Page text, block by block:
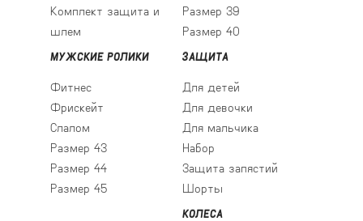
Комплект защита и
шлем
Размер 39
Размер 40
МУЖСКИЕ РОЛИКИ
Фитнес
Фрискейт
Слалом
Размер 43
Размер 44
Размер 45
ЗАЩИТА
Для детей
Для девочки
Для мальчика
Набор
Защита запястий
Шорты
КОЛЕСА